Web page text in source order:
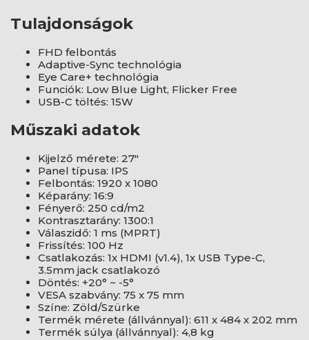
Tulajdonságok
FHD felbontás
Adaptive-Sync technológia
Eye Care+ technológia
Funciók: Low Blue Light, Flicker Free
USB-C töltés: 15W
Műszaki adatok
Kijelző mérete: 27"
Panel típusa: IPS
Felbontás: 1920 x 1080
Képarány: 16:9
Fényerő: 250 cd/m2
Kontrasztarány: 1300:1
Válaszidő: 1 ms (MPRT)
Frissítés: 100 Hz
Csatlakozás: 1x HDMI (v1.4), 1x USB Type-C,
3.5mm jack csatlakozó
Döntés: +20° ~ -5°
VESA szabvány: 75 x 75 mm
Színe: Zöld/Szürke
Termék mérete (állvánnyal): 611 x 484 x 202 mm
Termék súlya (állvánnyal): 4,8 kg